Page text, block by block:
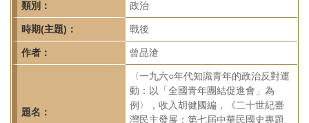
灣
史
研
類別： 政治
時期(主題)： 戰後
作者： 曾品滄
題名：
〈一九六○年代知識青年的政治反對運
動：以「全國青年團結促進會」為
例〉，收入胡健國編，《二十世紀臺
灣民主發展：第七屆中華民國史專題